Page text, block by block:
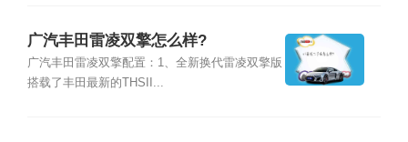
广汽丰田雷凌双擎怎么样?
广汽丰田雷凌双擎配置：1、全新换代雷凌双擎版
搭载了丰田最新的THSII...